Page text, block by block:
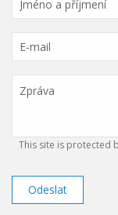
This site is protected
Odeslat